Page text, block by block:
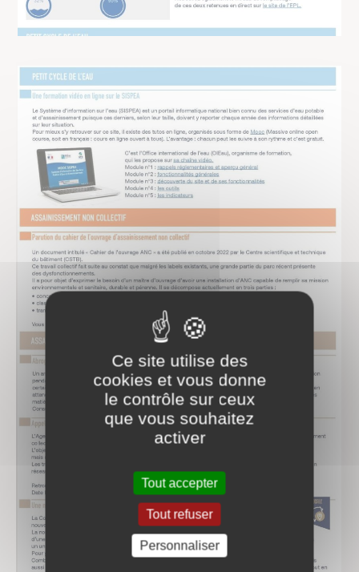
Ce site utilise des
cookies et vous donne
le contrôle sur ceux
que vous souhaitez
activer
Tout accepter
Tout refuser
Personnaliser